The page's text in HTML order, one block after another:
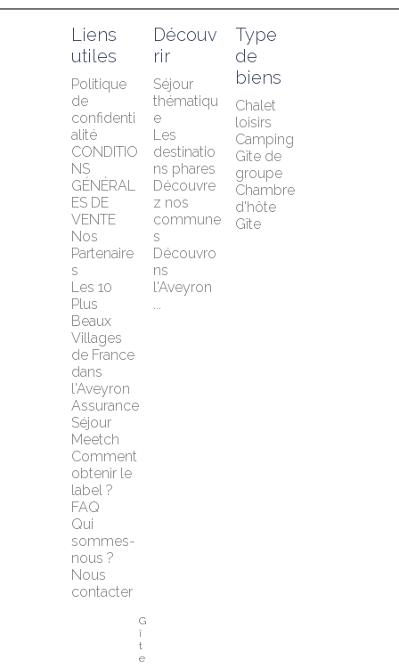
Liens
utiles
Politique
de
confidenti
alité
CONDITIO
NS
GÉNÉRAL
ES DE
VENTE
Nos
Partenaire
s
Les 10
Plus
Beaux
Villages
de France
dans
l'Aveyron
Assurance
Séjour
Meetch
Comment
obtenir le
label ?
FAQ
Qui
sommes-
nous ?
Nous
contacter
Découv
rir
Séjour
thématiqu
e
Les
destinatio
ns phares
Découvre
z nos
commune
s
Découvro
ns
l'Aveyron
...
Type
de
biens
Chalet
loisirs
Camping
Gîte de
groupe
Chambre
d'hôte
Gîte
G
î
t
e